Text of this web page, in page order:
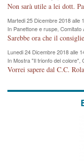
cronoprogramma"
Martedi 25 Dicembre 2018 alle
In Panettone e ruspe,
cronoprogramma"
Lunedi 24 Dicembre 2018 alle
In Mostra "Il trionfo del colore",